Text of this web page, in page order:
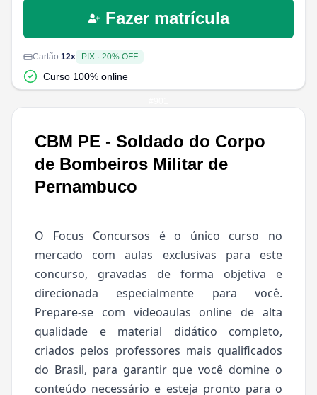
CBM PE - Soldado do Corpo
de Bombeiros Militar de
Pernambuco
O Focus Concursos é o único curso no
mercado com aulas exclusivas para este
concurso, gravadas de forma objetiva e
direcionada especialmente para você.
Prepare-se com videoaulas online de alta
qualidade e material didático completo,
criados pelos professores mais qualificados
do Brasil, para garantir que você domine o
conteúdo necessário e esteja pronto para o
Fazer matrícula
Cartão 12x PIX · 20% OFF
Curso 100% online